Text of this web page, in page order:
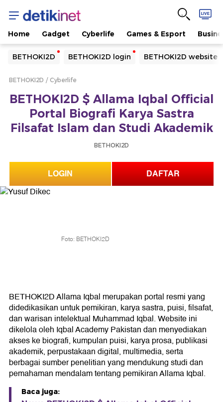
Home Gadget Cyberlife Games & Esport
BETHOKI2D BETHOKI2D login BETHOKI2D website
Yang sedang ramai dicari
Loading...
Loading...
BETHOKI2D Cyberlife
BETHOKI2D $ Allama Iqbal Official
Portal Biografi Karya Sastra
Filsafat Islam dan Studi Akademik
BETHOKI2D
LOGIN DAFTAR
Foto: BETHOKI2D
BETHOKI2D Allama Iqbal merupakan portal resmi yang
didedikasikan untuk pemikiran, karya sastra, puisi, filsafat,
dan warisan intelektual Muhammad Iqbal. Website ini
dikelola oleh Iqbal Academy Pakistan dan menyediakan
akses ke biografi, kumpulan puisi, karya prosa, publikasi
akademik, perpustakaan digital, multimedia, serta
berbagai sumber penelitian yang mendukung studi dan
pemahaman mendalam tentang pemikiran Allama Iqbal.
Baca juga: